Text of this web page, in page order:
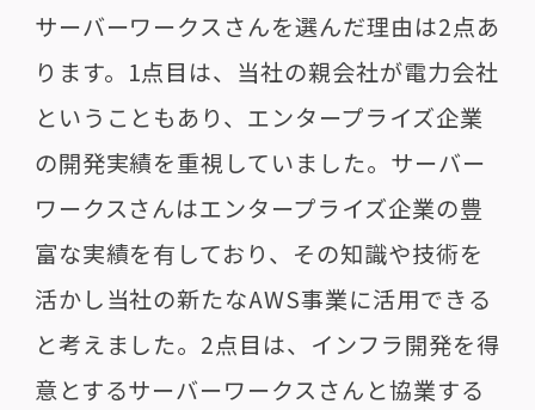
サーバーワークスさんを選んだ理由は2点あ
ります。 1点目は、当社の親会社が電力会社
ということもあり、エンタープライズ企業
の開発実績を重視していました。サーバー
ワークスさんはエンタープライズ企業の豊
富な実績を有しており、その知識や技術を
活かし当社の新たなAWS事業に活用できる
と考えました。 2点目は、インフラ開発を得
意とするサーバーワークスさんと協業する